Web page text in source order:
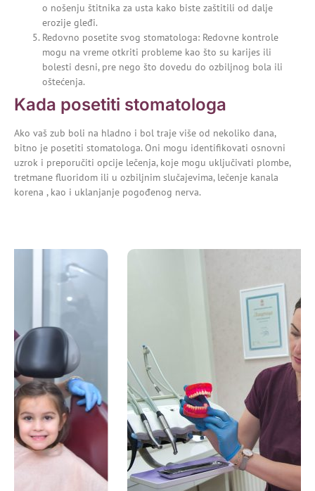
o nošenju štitnika za usta kako biste zaštitili od dalje
erozije gleđi.
Redovno posetite svog stomatologa: Redovne kontrole
mogu na vreme otkriti probleme kao što su karijes ili
bolesti desni, pre nego što dovedu do ozbiljnog bola ili
oštećenja.
Kada posetiti stomatologa
Ako vaš zub boli na hladno i bol traje više od nekoliko dana,
bitno je posetiti stomatologa. Oni mogu identifikovati osnovni
uzrok i preporučiti opcije lečenja, koje mogu uključivati plombe,
tretmane fluoridom ili u ozbiljnim slučajevima, lečenje kanala
korena , kao i uklanjanje pogođenog nerva.